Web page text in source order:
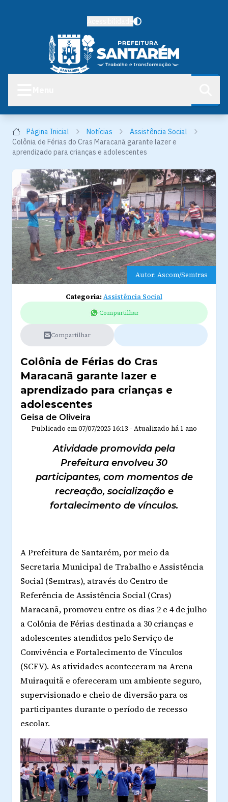
Página Inicial Notícias
Assistência Social
Colônia de Férias do Cras Maracanã garante lazer e
aprendizado para crianças e adolescentes
Autor: Ascom/Semtras
Categoria:Assistência Social
Compartilhar
Compartilhar
Colônia de Férias do Cras
Maracanã garante lazer e
aprendizado para crianças e
adolescentes
Geisa de Oliveira
Publicado em07/07/2025 16:13 - Atualizado há 1 ano
Atividade promovida pela
Prefeitura envolveu 30
participantes, com momentos de
recreação, socialização e
fortalecimento de vínculos.
A Prefeitura de Santarém, por meio da
Secretaria Municipal de Trabalho e Assistência
Social (Semtras), através do Centro de
Referência de Assistência Social (Cras)
Maracanã, promoveu entre os dias 2 e 4 de julho
a Colônia de Férias destinada a 30 crianças e
adolescentes atendidos pelo Serviço de
Convivência e Fortalecimento de Vínculos
(SCFV). As atividades aconteceram na Arena
Muiraquitã e ofereceram um ambiente seguro,
supervisionado e cheio de diversão para os
participantes durante o período de recesso
escolar.